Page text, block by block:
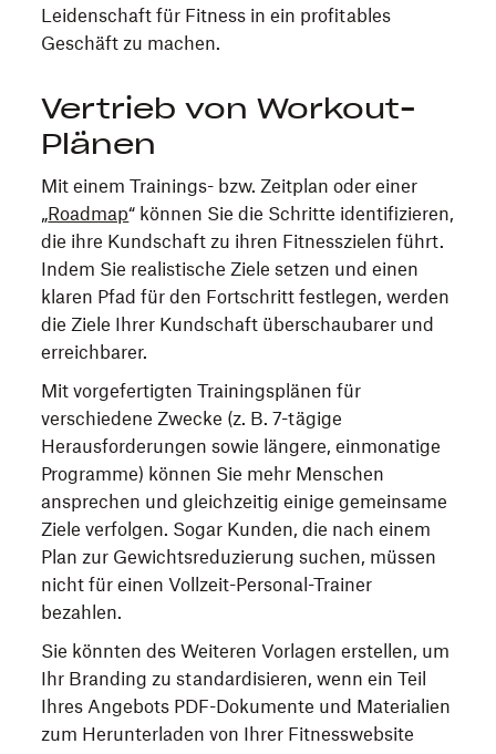
Leidenschaft für Fitness in ein profitables
Geschäft zu machen.
Vertrieb von Workout-
Plänen
Mit einem Trainings- bzw. Zeitplan oder einer
„Roadmap“ können Sie die Schritte identifizieren,
die ihre Kundschaft zu ihren Fitnesszielen führt.
Indem Sie realistische Ziele setzen und einen
klaren Pfad für den Fortschritt festlegen, werden
die Ziele Ihrer Kundschaft überschaubarer und
erreichbarer.
Mit vorgefertigten Trainingsplänen für
verschiedene Zwecke (z. B. 7-tägige
Herausforderungen sowie längere, einmonatige
Programme) können Sie mehr Menschen
ansprechen und gleichzeitig einige gemeinsame
Ziele verfolgen. Sogar Kunden, die nach einem
Plan zur Gewichtsreduzierung suchen, müssen
nicht für einen Vollzeit-Personal-Trainer
bezahlen.
Sie könnten des Weiteren Vorlagen erstellen, um
Ihr Branding zu standardisieren, wenn ein Teil
Ihres Angebots PDF-Dokumente und Materialien
zum Herunterladen von Ihrer Fitnesswebsite